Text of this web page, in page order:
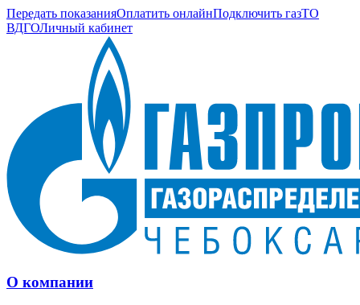
Передать показанияОплатить онлайнПодключить газТО
ВДГОЛичный кабинет
О компании